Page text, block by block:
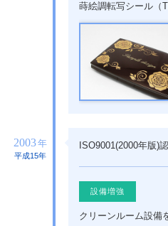
蒔絵調転写シール（
2003年
平成15年
ISO9001(2000年版)
設備増強
クリーンルーム設備